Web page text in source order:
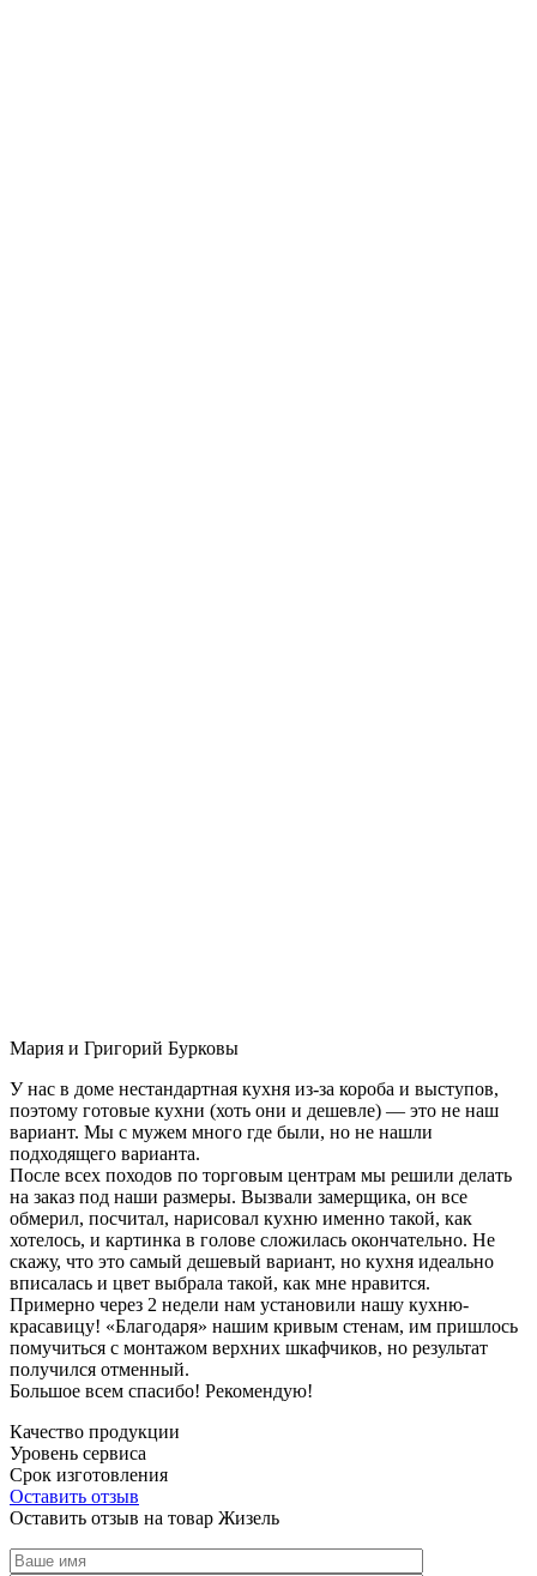
Мария и Григорий Бурковы
У нас в доме нестандартная кухня из-за короба и выступов,
поэтому готовые кухни (хоть они и дешевле) — это не наш
вариант. Мы с мужем много где были, но не нашли
подходящего варианта.
После всех походов по торговым центрам мы решили делать
на заказ под наши размеры. Вызвали замерщика, он все
обмерил, посчитал, нарисовал кухню именно такой, как
хотелось, и картинка в голове сложилась окончательно. Не
скажу, что это самый дешевый вариант, но кухня идеально
вписалась и цвет выбрала такой, как мне нравится.
Примерно через 2 недели нам установили нашу кухню-
красавицу! «Благодаря» нашим кривым стенам, им пришлось
помучиться с монтажом верхних шкафчиков, но результат
получился отменный.
Большое всем спасибо! Рекомендую!
Качество продукции
Уровень сервиса
Срок изготовления
Оставить отзыв
Оставить отзыв на товар Жизель